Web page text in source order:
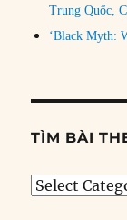
Trung Quốc,
‘Black Myth:
TÌM BÀI
Tìm